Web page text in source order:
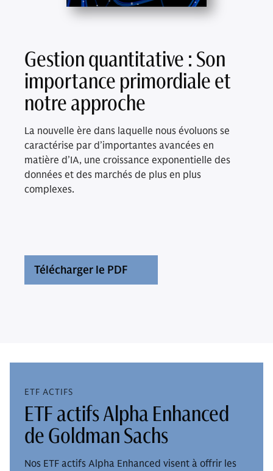
Gestion quantitative : Son
importance primordiale et
notre approche
La nouvelle ère dans laquelle nous évoluons se
caractérise par d’importantes avancées en
matière d’IA, une croissance exponentielle des
données et des marchés de plus en plus
complexes.
Télécharger le PDF
ETF ACTIFS
ETF actifs Alpha Enhanced
de Goldman Sachs
Nos ETF actifs Alpha Enhanced visent à offrir les